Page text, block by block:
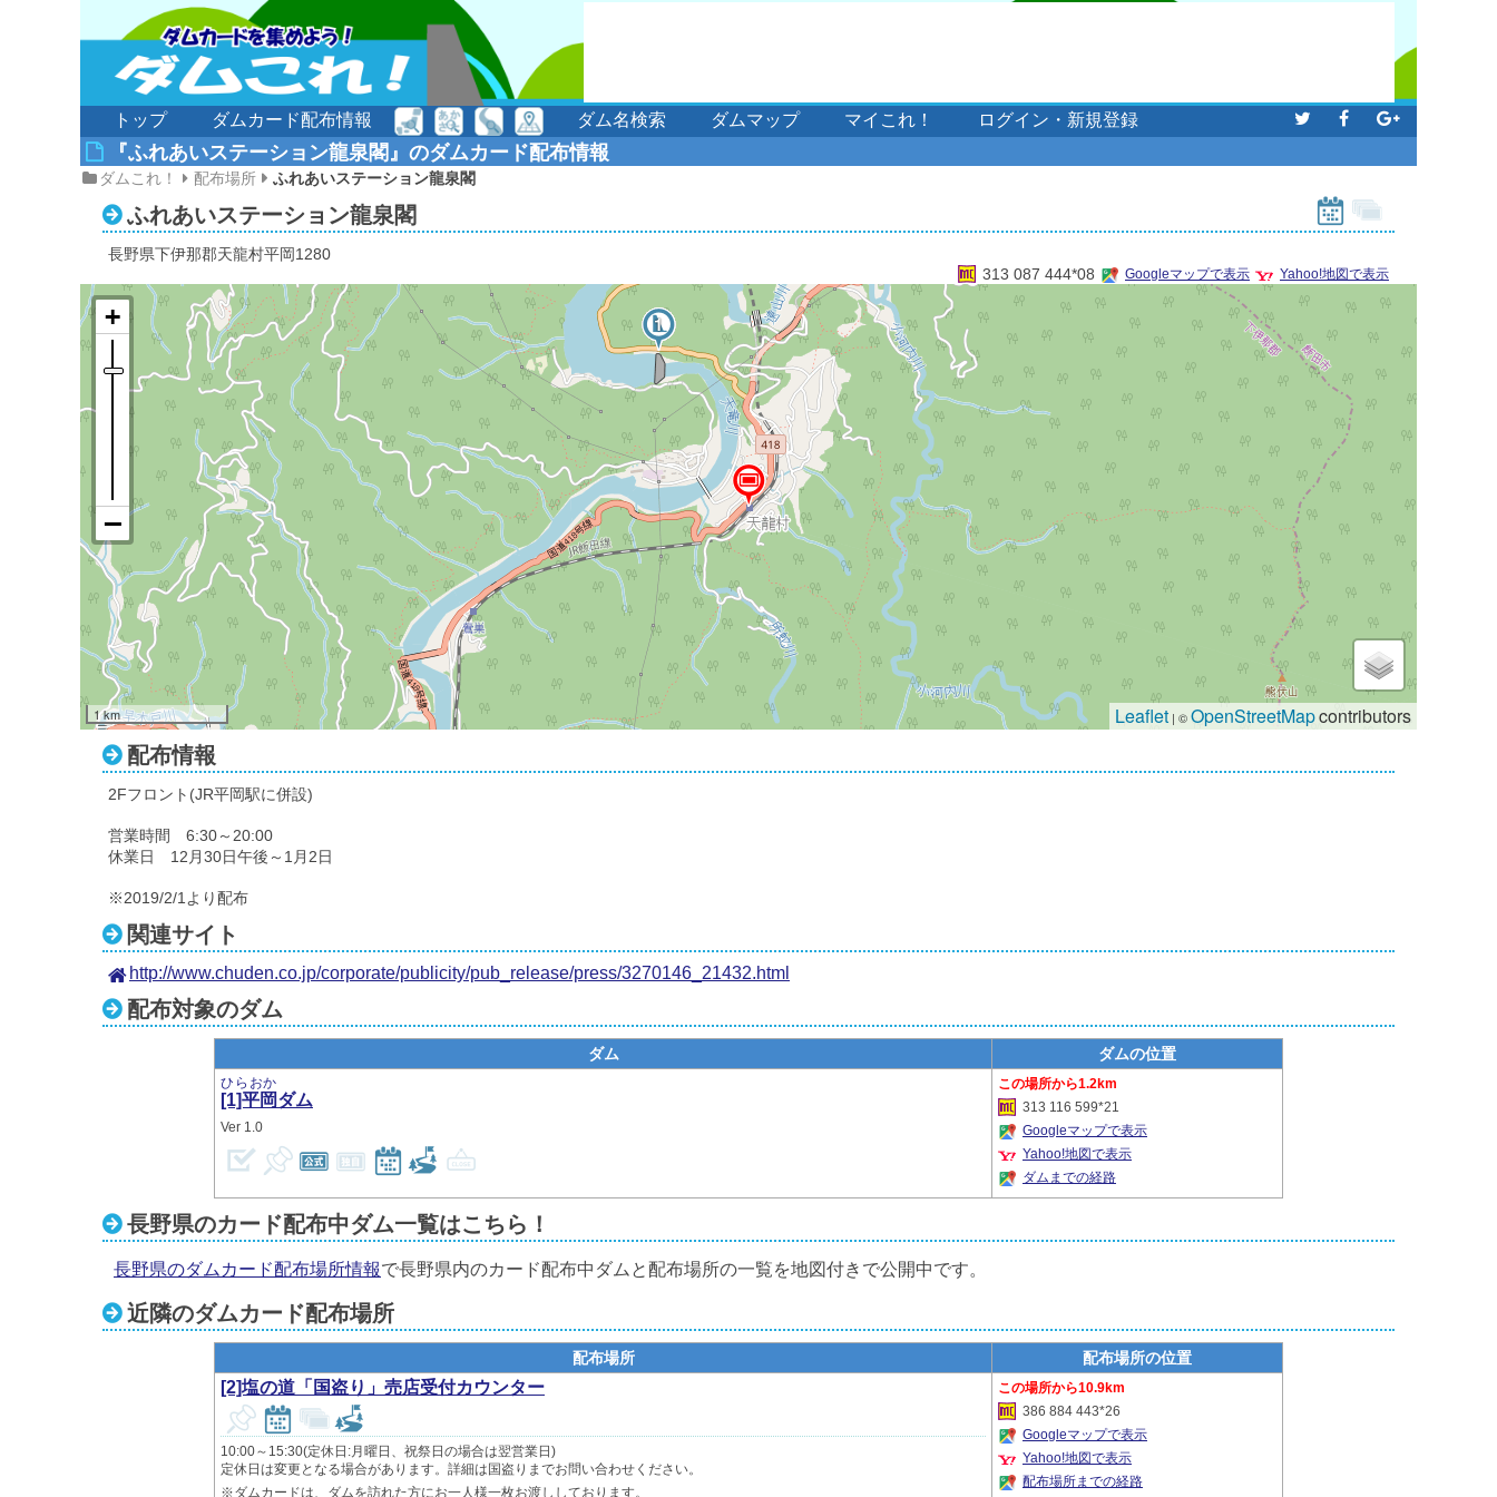
トップ ダムカード配布情報 ダム名検索 ダムマップ マイこれ！ ログイン・新規登録
『ふれあいステーション龍泉閣』のダムカード配布情報
ダムこれ！ 配布場所 ふれあいステーション龍泉閣
ふれあいステーション龍泉閣
長野県下伊那郡天龍村平岡1280
Yahoo!地図で表示
Googleマップで表示
313 087 444*08
1
1 km Leaflet | ©OpenStreetMapcontributors
配布情報
2Fフロント(JR平岡駅に併設)
営業時間 6:30～20:00
休業日 12月30日午後～1月2日
※2019/2/1より配布
関連サイト
http://www.chuden.co.jp/corporate/publicity/pub_release/press/3270146_21432.html
配布対象のダム
ダム ダムの位置
[1]平岡
ひらおか
ダム
1.0
1.2km
313 116 599*21
Googleマップで表示
Yahoo!地図で表示
ダムまでの経路
長野県のカード配布中ダム一覧はこちら！
長野県のダムカード配布場所情報で長野県内のカード配布中ダムと配布場所の一覧を地図付きで公開中です。
近隣のダムカード配布場所
配布場所 配布場所の位置
[2]塩の道「国盗り」売店受付カウンター
10:00～15:30(定休日:月曜日、祝祭日の場合は翌営業日)
定休日は変更となる場合があります。詳細は国盗りまでお問い合わせください。
※ダムカードは、ダムを訪れた方にお一人様一枚お渡ししております。
10.9km
386 884 443*26
Googleマップで表示
Yahoo!地図で表示
配布場所までの経路